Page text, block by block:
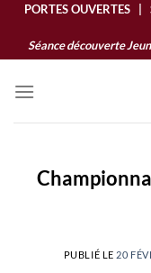
Passer
contenu
PORTES OUVERTES
Séance découverte
PUBLIÉ LE 20